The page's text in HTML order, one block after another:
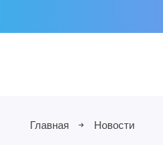
Главная Новости